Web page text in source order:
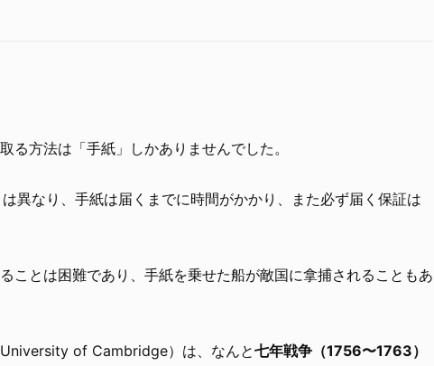
る方法は「手紙」しかありませんでした。
異なり、手紙は届くまでに時間がかかり、また必ず届く保証は
ことは困難であり、手紙を乗せた船が敵国に拿捕されることもあ
of Cambridge）は、なんと七年戦争（1756〜1763）